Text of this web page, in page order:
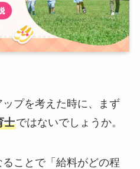
プを考えた時に、まず
士ではないでしょうか。
ことで「給料がどの程